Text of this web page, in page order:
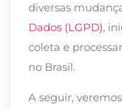
diversas
Dados (LGPD),
coleta e
no Brasil.
A seguir,